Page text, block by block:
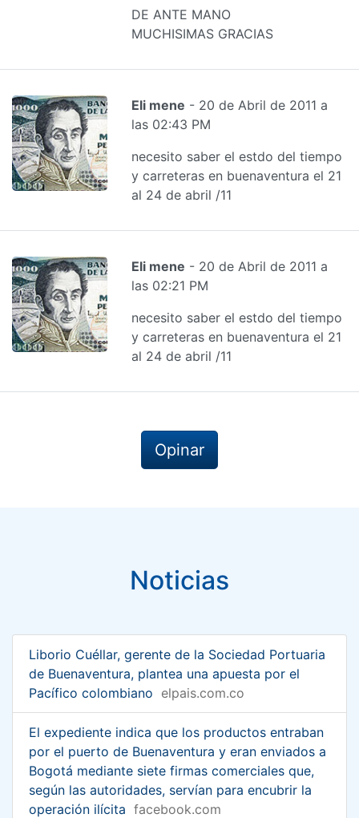
DE ANTE MANO
MUCHISIMAS GRACIAS
Eli mene - 20 de Abril de 2011 a
las 02:43 PM
necesito saber el estdo del tiempo
y carreteras en buenaventura el 21
al 24 de abril /11
Eli mene - 20 de Abril de 2011 a
las 02:21 PM
necesito saber el estdo del tiempo
y carreteras en buenaventura el 21
al 24 de abril /11
Opinar
Noticias
Liborio Cuéllar, gerente de la Sociedad Portuaria
de Buenaventura, plantea una apuesta por el
Pacífico colombiano elpais.com.co
El expediente indica que los productos entraban
por el puerto de Buenaventura y eran enviados a
Bogotá mediante siete firmas comerciales que,
según las autoridades, servían para encubrir la
operación ilícita facebook.com